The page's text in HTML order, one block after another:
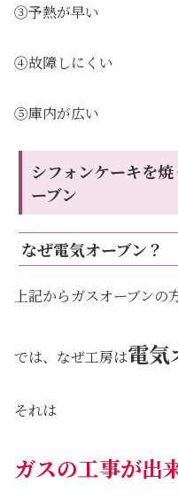
③予熱が早い
④故障しにくい
⑤庫内が広い
シフォンケーキを
ーブン
なぜ電気オーブン？
上記からガスオーブンの
では、なぜ工房は電気
それは
ガスの工事が出